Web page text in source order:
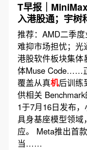
T早报｜
入港股通；宇树
价；谷歌AI人事
推荐：AMD二季
难抑市场担忧；光
港股软件板块集体
体Muse Code……
覆盖从真机后训练
供相关
1于7月16日发布
具身基座模型领域
应。 Meta推出首
当……